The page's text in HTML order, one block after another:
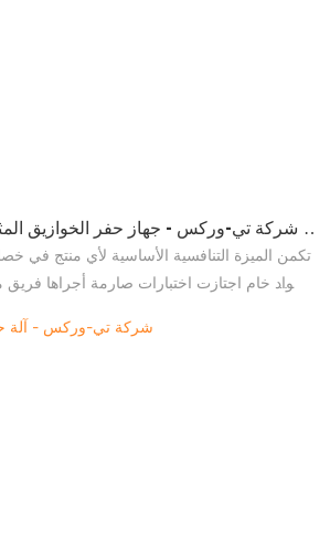
تكمن الميزة التنافسية الأساسية لأي منتج في
مواد خام اجتازت اختبارات صارمة أجراها
ليتمتع بمزايا فائقة. علاوة على ذلك، نولي
إذ قد يُسهم في ريادة توجهات السوق.